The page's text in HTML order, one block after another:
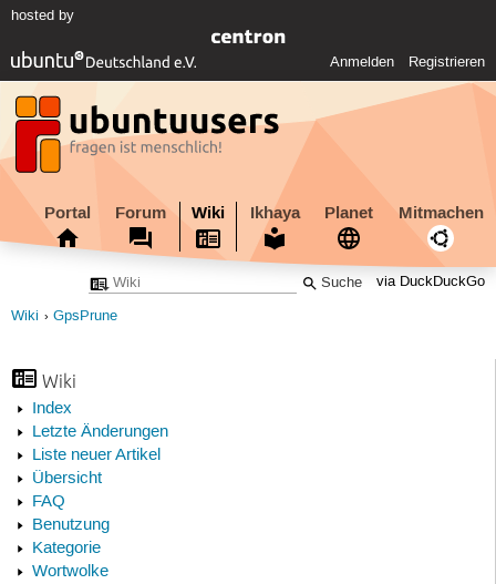
hosted by
Anmelden Registrieren
Portal Forum Wiki Ikhaya Planet Mitmachen
via DuckDuckGo
Wiki GpsPrune
Wiki
Index
Letzte Änderungen
Liste neuer Artikel
Übersicht
FAQ
Benutzung
Kategorie
Wortwolke